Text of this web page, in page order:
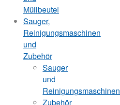
Müllbeutel
Sauger,
Reinigungsmaschinen
und
Zubehör
Sauger
und
Reinigungsmaschinen
Zubehör